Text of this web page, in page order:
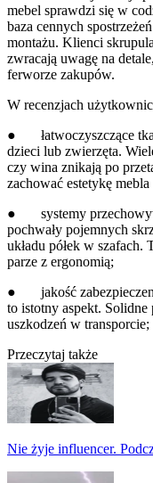
mebel sprawdzi się w
baza cennych
montażu. Klienci
zwracają uwagę na
ferworze zakupów.
W recenzjach
● łatwoczyszczące
dzieci lub zwierzęta.
czy wina znikają po
zachować estetykę mebla
● systemy
pochwały pojemnych
układu półek w
parze z ergonomią;
● jakość
to istotny aspekt.
uszkodzeń w transporcie;
Przeczytaj także
Nie żyje influencer.